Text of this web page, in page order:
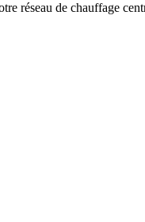
réseau de chauffage